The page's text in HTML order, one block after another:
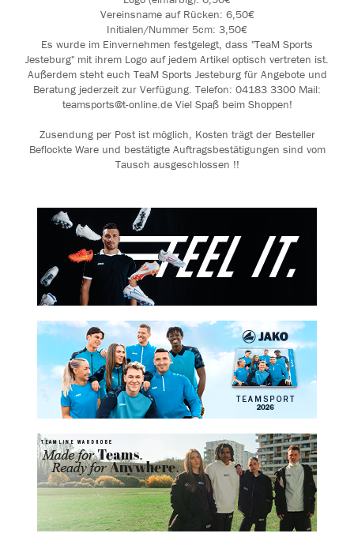
Vereinsname auf Rücken: 6,50€
Initialen/Nummer 5cm: 3,50€
Es wurde im Einvernehmen festgelegt, dass "TeaM Sports
Jesteburg" mit ihrem Logo auf jedem Artikel optisch vertreten ist.
Außerdem steht euch TeaM Sports Jesteburg für Angebote und
Beratung jederzeit zur Verfügung. Telefon: 04183 3300 Mail:
teamsports@t-online.de Viel Spaß beim Shoppen!
Zusendung per Post ist möglich, Kosten trägt der Besteller
Beflockte Ware und bestätigte Auftragsbestätigungen sind vom
Tausch ausgeschlossen !!